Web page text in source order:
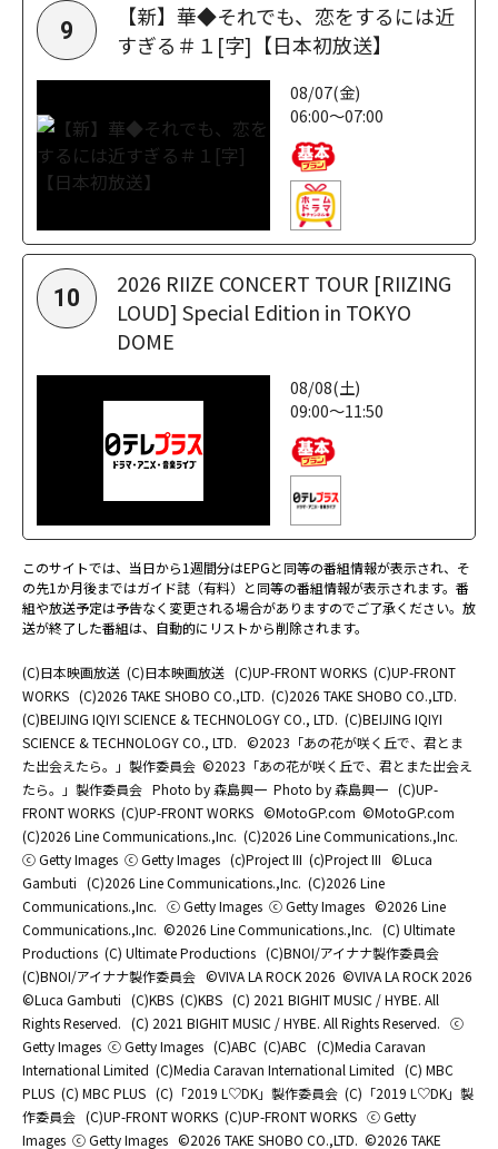
9
【新】華◆それでも、恋をするには近
すぎる＃１[字]【日本初放送】
08/07(金)
06:00～07:00
10
2026 RIIZE CONCERT TOUR [RIIZING
LOUD] Special Edition in TOKYO
DOME
08/08(土)
09:00～11:50
このサイトでは、当日から1週間分はEPGと同等の番組情報が表示され、そ
の先1か月後まではガイド誌（有料）と同等の番組情報が表示されます。番
組や放送予定は予告なく変更される場合がありますのでご了承ください。放
送が終了した番組は、自動的にリストから削除されます。
(C)日本映画放送 (C)日本映画放送 (C)UP-FRONT WORKS (C)UP-FRONT
WORKS (C)2026 TAKE SHOBO CO.,LTD. (C)2026 TAKE SHOBO CO.,LTD.
(C)BEIJING IQIYI SCIENCE & TECHNOLOGY CO., LTD. (C)BEIJING IQIYI
SCIENCE & TECHNOLOGY CO., LTD. ©2023「あの花が咲く丘で、君とま
た出会えたら。」製作委員会 ©2023「あの花が咲く丘で、君とまた出会え
たら。」製作委員会 Photo by 森島興一 Photo by 森島興一 (C)UP-
FRONT WORKS (C)UP-FRONT WORKS ©MotoGP.com ©MotoGP.com
(C)2026 Line Communications.,Inc. (C)2026 Line Communications.,Inc.
ⓒ Getty Images ⓒ Getty Images (c)Project III (c)Project III ©Luca
Gambuti (C)2026 Line Communications.,Inc. (C)2026 Line
Communications.,Inc. ⓒ Getty Images ⓒ Getty Images ©2026 Line
Communications.,Inc. ©2026 Line Communications.,Inc. (C) Ultimate
Productions (C) Ultimate Productions (C)BNOI/アイナナ製作委員会
(C)BNOI/アイナナ製作委員会 ©️VIVA LA ROCK 2026 ©️VIVA LA ROCK 2026
©Luca Gambuti (C)KBS (C)KBS (C) 2021 BIGHIT MUSIC / HYBE. All
Rights Reserved. (C) 2021 BIGHIT MUSIC / HYBE. All Rights Reserved. ⓒ
Getty Images ⓒ Getty Images (C)ABC (C)ABC (C)Media Caravan
International Limited (C)Media Caravan International Limited (C) MBC
PLUS (C) MBC PLUS (C)「2019 L♡DK」製作委員会 (C)「2019 L♡DK」製
作委員会 (C)UP-FRONT WORKS (C)UP-FRONT WORKS ⓒ Getty
Images ⓒ Getty Images ©2026 TAKE SHOBO CO.,LTD. ©2026 TAKE